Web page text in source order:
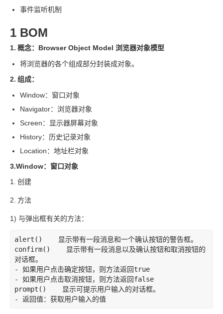
事件监听机制
1 BOM
1. 概念：Browser Object Model 浏览器对象模型
将浏览器的各个组成部分封装成对象。
2. 组成：
Window：窗口对象
Navigator：浏览器对象
Screen：显示器屏幕对象
History：历史记录对象
Location：地址栏对象
3.Window：窗口对象
1.
创建
2. 方法
1) 与弹出框有关的方法：
alert
confirm()    显示带有一段消息以及确认按钮和取消按钮的
-
如果用户点击确定按钮，则方法返回true
-
如果用户点击取消按钮，则方法返回false
prompt
-